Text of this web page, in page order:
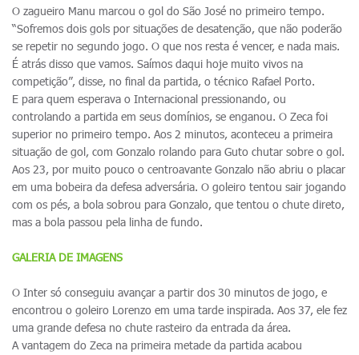
O zagueiro Manu marcou o gol do São José no primeiro tempo.
“Sofremos dois gols por situações de desatenção, que não poderão
se repetir no segundo jogo. O que nos resta é vencer, e nada mais.
É atrás disso que vamos. Saímos daqui hoje muito vivos na
competição”, disse, no final da partida, o técnico Rafael Porto.
E para quem esperava o Internacional pressionando, ou
controlando a partida em seus domínios, se enganou. O Zeca foi
superior no primeiro tempo. Aos 2 minutos, aconteceu a primeira
situação de gol, com Gonzalo rolando para Guto chutar sobre o gol.
Aos 23, por muito pouco o centroavante Gonzalo não abriu o placar
em uma bobeira da defesa adversária. O goleiro tentou sair jogando
com os pés, a bola sobrou para Gonzalo, que tentou o chute direto,
mas a bola passou pela linha de fundo.
GALERIA DE IMAGENS
O Inter só conseguiu avançar a partir dos 30 minutos de jogo, e
encontrou o goleiro Lorenzo em uma tarde inspirada. Aos 37, ele fez
uma grande defesa no chute rasteiro da entrada da área.
A vantagem do Zeca na primeira metade da partida acabou